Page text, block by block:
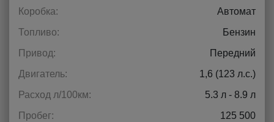
Коробка:
Автомат
Топливо:
Бензин
Привод:
Передний
Двигатель:
1,6 (123 л.с.)
Расход л/100км:
5.3 л - 8.9 л
Пробег:
125 500